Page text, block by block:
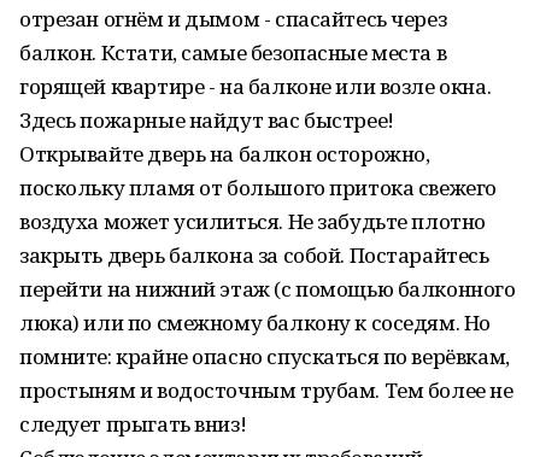
отрезан огнём и дымом - спасайтесь через
балкон. Кстати, самые безопасные места в
горящей квартире - на балконе или возле окна.
Здесь пожарные найдут вас быстрее!
Открывайте дверь на балкон осторожно,
поскольку пламя от большого притока свежего
воздуха может усилиться. Не забудьте плотно
закрыть дверь балкона за собой. Постарайтесь
перейти на нижний этаж (с помощью балконного
люка) или по смежному балкону к соседям. Но
помните: крайне опасно спускаться по верёвкам,
простыням и водосточным трубам. Тем более не
следует прыгать вниз!